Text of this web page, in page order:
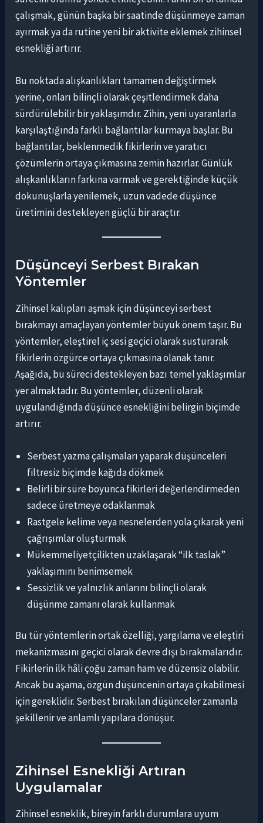
çalışmak, günün başka bir saatinde düşünmeye zaman
ayırmak ya da rutine yeni bir aktivite eklemek zihinsel
esnekliği artırır.
Bu noktada alışkanlıkları tamamen değiştirmek
yerine, onları bilinçli olarak çeşitlendirmek daha
sürdürülebilir bir yaklaşımdır. Zihin, yeni uyaranlarla
karşılaştığında farklı bağlantılar kurmaya başlar. Bu
bağlantılar, beklenmedik fikirlerin ve yaratıcı
çözümlerin ortaya çıkmasına zemin hazırlar. Günlük
alışkanlıkların farkına varmak ve gerektiğinde küçük
dokunuşlarla yenilemek, uzun vadede düşünce
üretimini destekleyen güçlü bir araçtır.
Düşünceyi Serbest Bırakan
Yöntemler
Zihinsel kalıpları aşmak için düşünceyi serbest
bırakmayı amaçlayan yöntemler büyük önem taşır. Bu
yöntemler, eleştirel iç sesi geçici olarak susturarak
fikirlerin özgürce ortaya çıkmasına olanak tanır.
Aşağıda, bu süreci destekleyen bazı temel yaklaşımlar
yer almaktadır. Bu yöntemler, düzenli olarak
uygulandığında düşünce esnekliğini belirgin biçimde
artırır.
Serbest yazma çalışmaları yaparak düşünceleri
filtresiz biçimde kağıda dökmek
Belirli bir süre boyunca fikirleri değerlendirmeden
sadece üretmeye odaklanmak
Rastgele kelime veya nesnelerden yola çıkarak yeni
çağrışımlar oluşturmak
Mükemmeliyetçilikten uzaklaşarak “ilk taslak”
yaklaşımını benimsemek
Sessizlik ve yalnızlık anlarını bilinçli olarak
düşünme zamanı olarak kullanmak
Bu tür yöntemlerin ortak özelliği, yargılama ve eleştiri
mekanizmasını geçici olarak devre dışı bırakmalarıdır.
Fikirlerin ilk hâli çoğu zaman ham ve düzensiz olabilir.
Ancak bu aşama, özgün düşüncenin ortaya çıkabilmesi
için gereklidir. Serbest bırakılan düşünceler zamanla
şekillenir ve anlamlı yapılara dönüşür.
Zihinsel Esnekliği Artıran
Uygulamalar
Zihinsel esneklik, bireyin farklı durumlara uyum